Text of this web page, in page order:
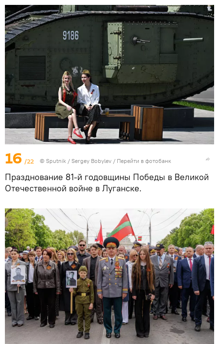
16 /22 © Sputnik / Sergey Bobylev / Перейти в фотобанк
Празднование 81-й годовщины Победы в Великой
Отечественной войне в Луганске.